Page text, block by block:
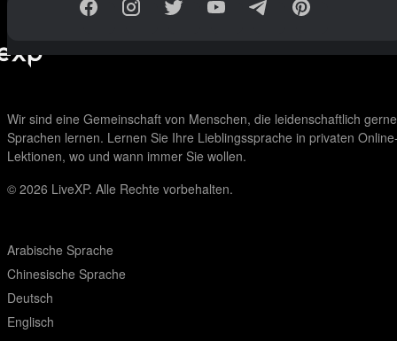
Wir sind eine Gemeinschaft von Menschen, die leidenschaftlich gerne
Sprachen lernen. Lernen Sie Ihre Lieblingssprache in privaten
Lektionen, wo und wann immer Sie wollen.
© 2026 LiveXP. Alle Rechte vorbehalten.
Arabische Sprache
Chinesische Sprache
Deutsch
Englisch